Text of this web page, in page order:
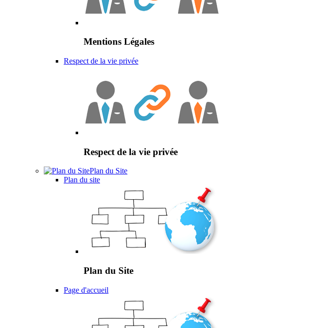
Mentions Légales
Respect de la vie privée
Respect de la vie privée
Plan du Site
Plan du site
Plan du Site
Page d'accueil